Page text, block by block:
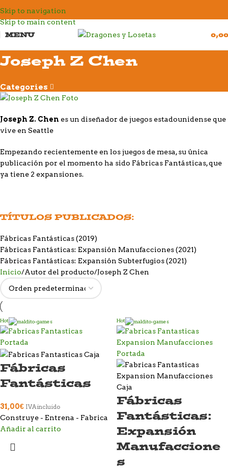
Skip to navigation
Skip to main content
MENU 0,00
Joseph Z Chen
Categories
Joseph Z. Chen es un diseñador de juegos estadounidense que
vive en Seattle
Empezando recientemente en los juegos de mesa, su única
publicación por el momento ha sido Fábricas Fantásticas, que
ya tiene 2 expansiones.
TÍTULOS PUBLICADOS:
Fábricas Fantásticas(2019)
Fábricas Fantásticas: Expansión Manufacciones(2021)
Fábricas Fantásticas: Expansión Subterfugios(2021)
Inicio Autor del producto Joseph Z Chen
Hot
Fábricas
Fantásticas
31,00€ IVA incluido
Construye - Entrena - Fabrica
Añadir al carrito
Hot
Fábricas
Fantásticas:
Expansión
Manufaccione
s